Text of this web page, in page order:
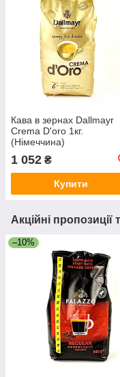
Кава в зернах Dallmayr
Crema D'oro 1кг.
(Німеччина)
1 052 ₴
Купити
Акційні пропозиції
–10%